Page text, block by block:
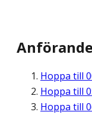
Hoppa till
Hoppa till
Hoppa till